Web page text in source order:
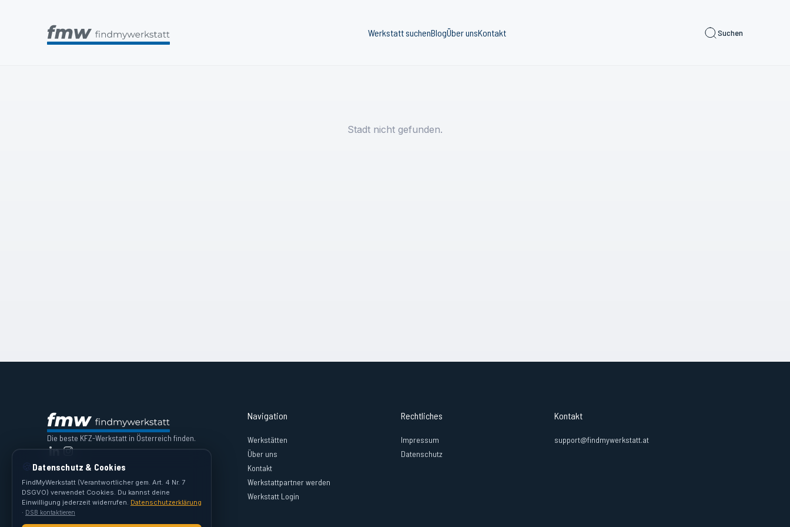
Werkstatt suchenBlogÜber unsKontakt Suchen
Stadt nicht gefunden.
Die beste KFZ-Werkstatt in Österreich finden.
Navigation
Werkstätten
Über uns
Kontakt
Werkstattpartner werden
Werkstatt Login
Rechtliches
Impressum
Datenschutz
Kontakt
support@findmywerkstatt.at
🍪 Datenschutz & Cookies
FindMyWerkstatt (Verantwortlicher gem. Art. 4 Nr. 7
DSGVO) verwendet Cookies. Du kannst deine
Einwilligung jederzeit widerrufen. Datenschutzerklärung
· DSB kontaktieren